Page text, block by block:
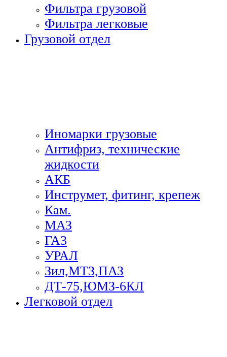
Фильтра грузовой
Фильтра легковые
Грузовой отдел
Иномарки грузовые
Антифриз, технические
жидкости
АКБ
Инструмет, фитинг, крепеж
Кам.
МАЗ
ГА3
УРАЛ
Зил,МТЗ,ПАЗ
ДТ-75,ЮМЗ-6КЛ
Легковой отдел